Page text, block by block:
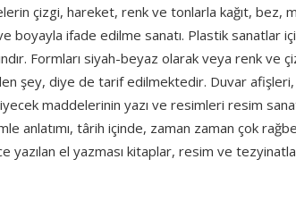
çizgi, hareket, renk ve tonlarla kağıt, bez,
boyayla ifade edilme sanatı. Plastik sanatlar
Formları siyah-beyaz olarak veya renk ve
şey, diye de tarif edilmektedir. Duvar
maddelerinin yazı ve resimleri resim
anlatımı, târih içinde, zaman zaman çok
yazılan el yazması kitaplar, resim ve